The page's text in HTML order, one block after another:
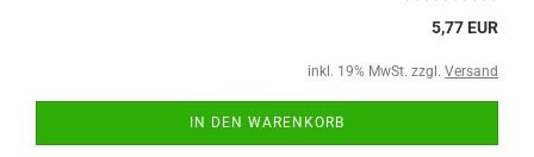
5,77 EUR
inkl. 19% MwSt. zzgl. Versand
IN DEN WARENKORB